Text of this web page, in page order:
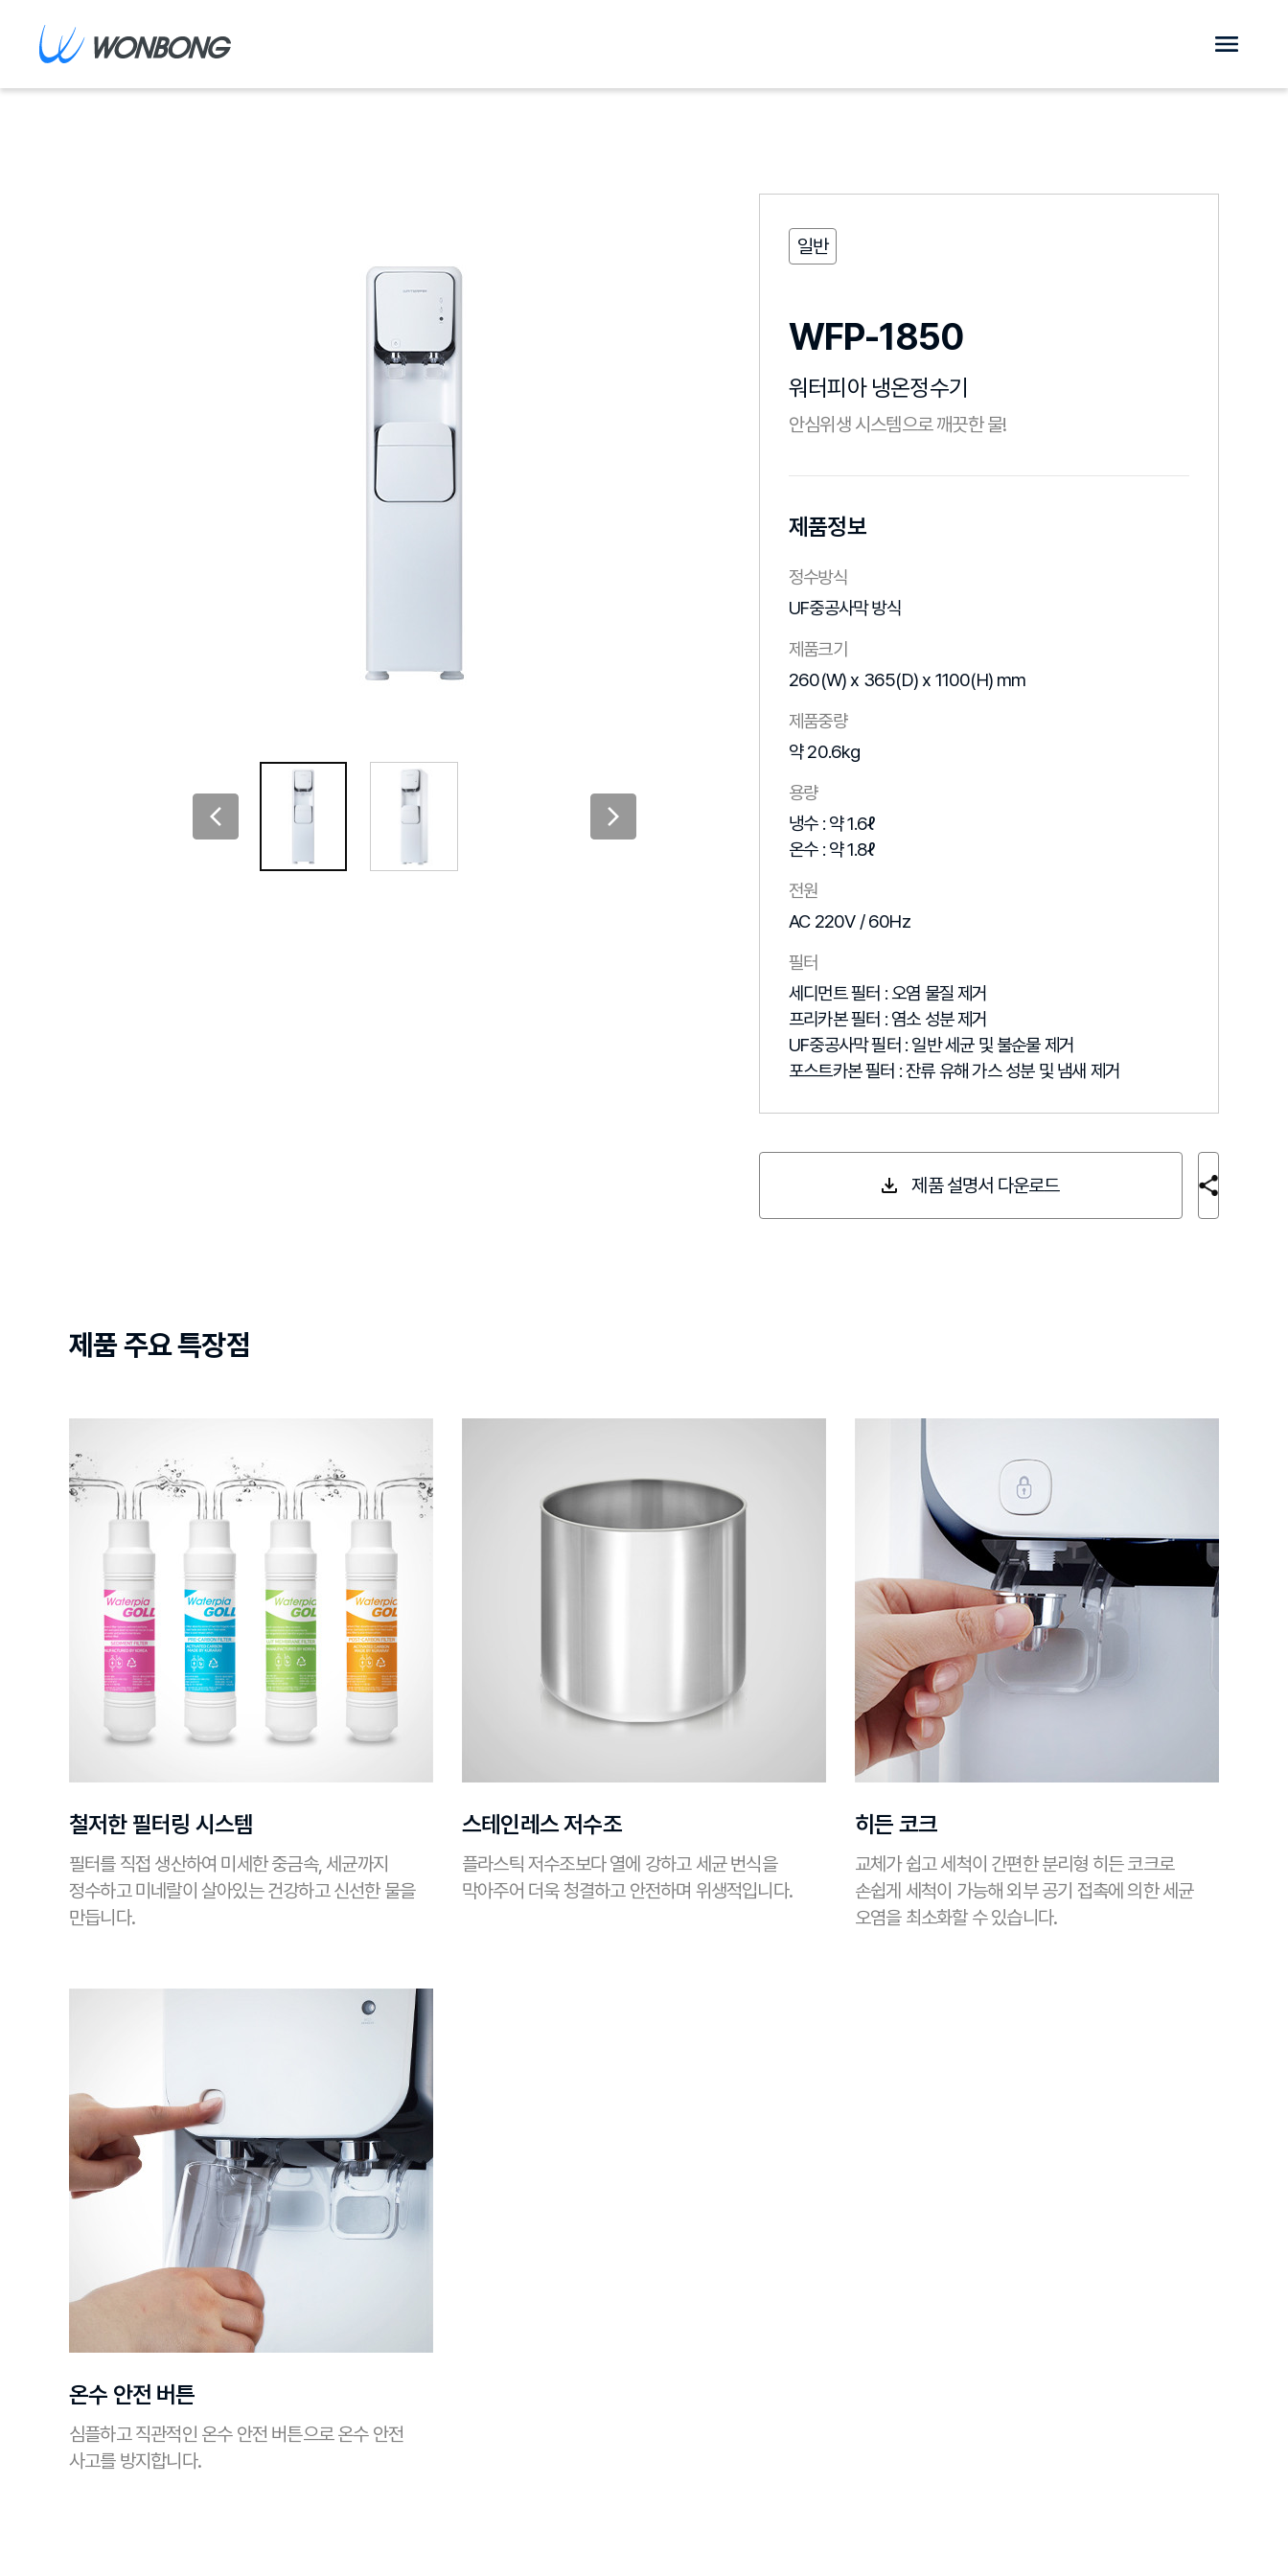
일반
WFP-1850
워터피아 냉온정수기
안심위생 시스템으로 깨끗한 물!
제품정보
정수방식
UF중공사막 방식
제품크기
260(W) x 365(D) x 1100(H) mm
제품중량
약 20.6kg
용량
냉수 : 약 1.6ℓ
온수 : 약 1.8ℓ
전원
AC 220V / 60Hz
필터
세디먼트 필터 : 오염 물질 제거
프리카본 필터 : 염소 성분 제거
UF중공사막 필터 : 일반 세균 및 불순물 제거
포스트카본 필터 : 잔류 유해 가스 성분 및 냄새 제거
제품 설명서 다운로드
제품 주요 특장점
철저한 필터링 시스템
필터를 직접 생산하여 미세한 중금속, 세균까지
정수하고 미네랄이 살아있는 건강하고 신선한 물을
만듭니다.
스테인레스 저수조
플라스틱 저수조보다 열에 강하고 세균 번식을
막아주어 더욱 청결하고 안전하며 위생적입니다.
히든 코크
교체가 쉽고 세척이 간편한 분리형 히든 코크로
손쉽게 세척이 가능해 외부 공기 접촉에 의한 세균
오염을 최소화할 수 있습니다.
온수 안전 버튼
심플하고 직관적인 온수 안전 버튼으로 온수 안전
사고를 방지합니다.